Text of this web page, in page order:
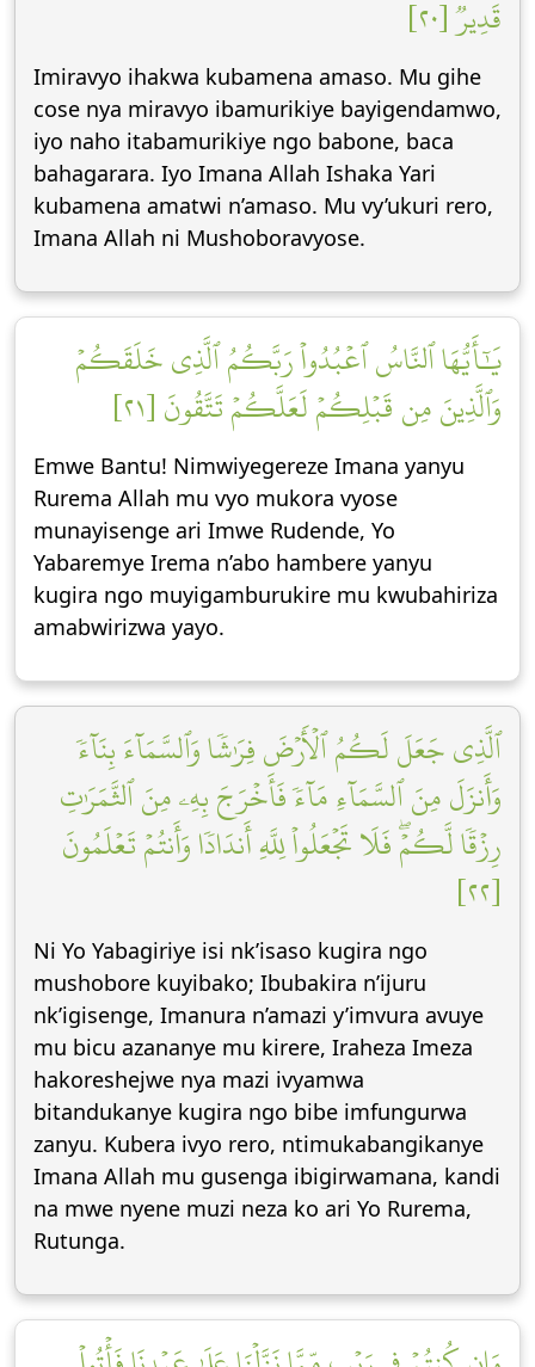
قَدِيرٞ [٢٠]
Imiravyo ihakwa kubamena amaso. Mu gihe
cose nya miravyo ibamurikiye bayigendamwo,
iyo naho itabamurikiye ngo babone, baca
bahagarara. Iyo Imana Allah Ishaka Yari
kubamena amatwi n’amaso. Mu vy’ukuri rero,
Imana Allah ni Mushoboravyose.
يَٰٓأَيُّهَا ٱلنَّاسُ ٱعۡبُدُواْ رَبَّكُمُ ٱلَّذِي خَلَقَكُمۡ
وَٱلَّذِينَ مِن قَبۡلِكُمۡ لَعَلَّكُمۡ تَتَّقُونَ [٢١]
Emwe Bantu! Nimwiyegereze Imana yanyu
Rurema Allah mu vyo mukora vyose
munayisenge ari Imwe Rudende, Yo
Yabaremye Irema n’abo hambere yanyu
kugira ngo muyigamburukire mu kwubahiriza
amabwirizwa yayo.
ٱلَّذِي جَعَلَ لَكُمُ ٱلۡأَرۡضَ فِرَٰشٗا وَٱلسَّمَآءَ بِنَآءٗ
وَأَنزَلَ مِنَ ٱلسَّمَآءِ مَآءٗ فَأَخۡرَجَ بِهِۦ مِنَ ٱلثَّمَرَٰتِ
رِزۡقٗا لَّكُمۡۖ فَلَا تَجۡعَلُواْ لِلَّهِ أَندَادٗا وَأَنتُمۡ تَعۡلَمُونَ
[٢٢]
Ni Yo Yabagiriye isi nk’isaso kugira ngo
mushobore kuyibako; Ibubakira n’ijuru
nk’igisenge, Imanura n’amazi y’imvura avuye
mu bicu azananye mu kirere, Iraheza Imeza
hakoreshejwe nya mazi ivyamwa
bitandukanye kugira ngo bibe imfungurwa
zanyu. Kubera ivyo rero, ntimukabangikanye
Imana Allah mu gusenga ibigirwamana, kandi
na mwe nyene muzi neza ko ari Yo Rurema,
Rutunga.